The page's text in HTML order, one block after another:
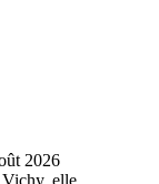
2026
elle